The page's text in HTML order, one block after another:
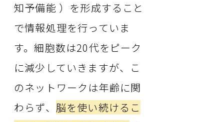
知予備能 ）を形成すること
で情報処理を行っていま
す。細胞数は20代をピーク
に減少していきますが、こ
のネットワークは年齢に関
わらず、 脳を使い続けるこ